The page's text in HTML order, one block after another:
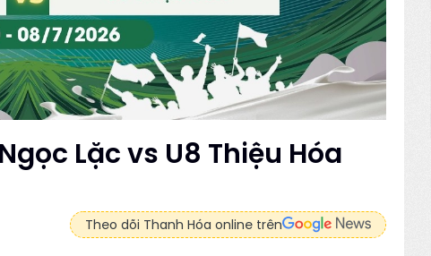
Lặc vs U8 Thiệu Hóa
Theo dõi Thanh Hóa online trên